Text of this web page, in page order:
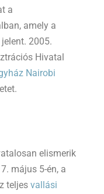
a
amely a
2005.
Hivatal
Nairobi
elismerik
május 5-én, a
teljes vallási